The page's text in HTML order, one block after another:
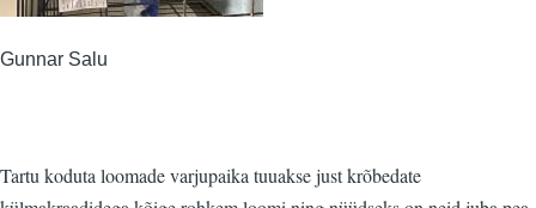
Gunnar Salu
Tartu koduta loomade varjupaika tuuakse just krõbedate